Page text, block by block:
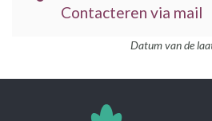
Contacteren via mail
Datum van de